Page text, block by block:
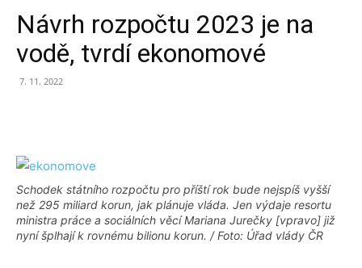
Návrh rozpočtu 2023 je na
vodě, tvrdí ekonomové
7. 11. 2022
Schodek státního rozpočtu pro příští rok bude nejspíš vyšší
než 295 miliard korun, jak plánuje vláda. Jen výdaje resortu
ministra práce a sociálních věcí Mariana Jurečky [vpravo] již
nyní šplhají k rovnému bilionu korun. / Foto: Úřad vlády ČR